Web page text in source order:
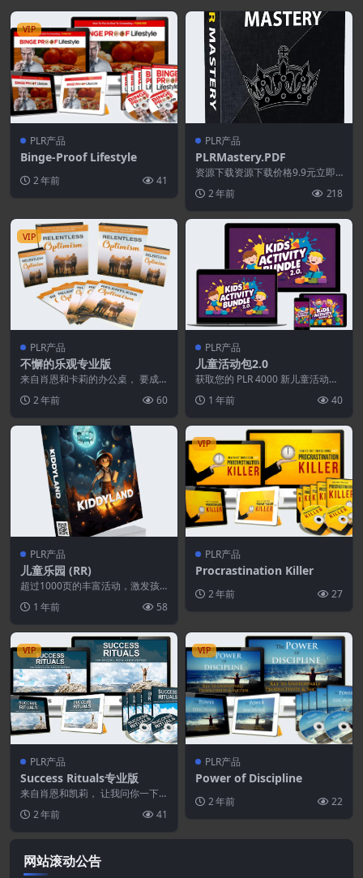
VIP
PLR产品
Binge-Proof Lifestyle
2 年前 41
PLR产品
PLRMastery.PDF
资源下载资源下载价格9.9元立即
2 年前 218
VIP
PLR产品
不懈的乐观专业版
来自肖恩和卡莉的办公桌， 要成
获得乐观的力量 ——...
2 年前 60
PLR产品
儿童活动包2.0
获取您的 PLR 4000 新儿童活动套
润...1 年前 40
PLR产品
儿童乐园 (RR)
超过1000页的丰富活动，激发孩
子的思维，包括拼图、涂色页和益
智游戏。我们的教材...
1 年前 58
VIP
PLR产品
Procrastination Killer
2 年前 27
VIP
PLR产品
Success Rituals专业版
来自肖恩和凯莉， 让我问你一下…
将您的业务提...
2 年前 41
VIP
PLR产品
Power of Discipline
2 年前 22
网站滚动公告